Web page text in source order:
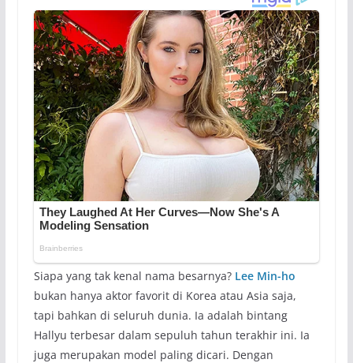
Siapa yang tak kenal nama besarnya? Lee Min-ho
bukan hanya aktor favorit di Korea atau Asia saja,
tapi bahkan di seluruh dunia. Ia adalah bintang
Hallyu terbesar dalam sepuluh tahun terakhir ini. Ia
juga merupakan model paling dicari. Dengan